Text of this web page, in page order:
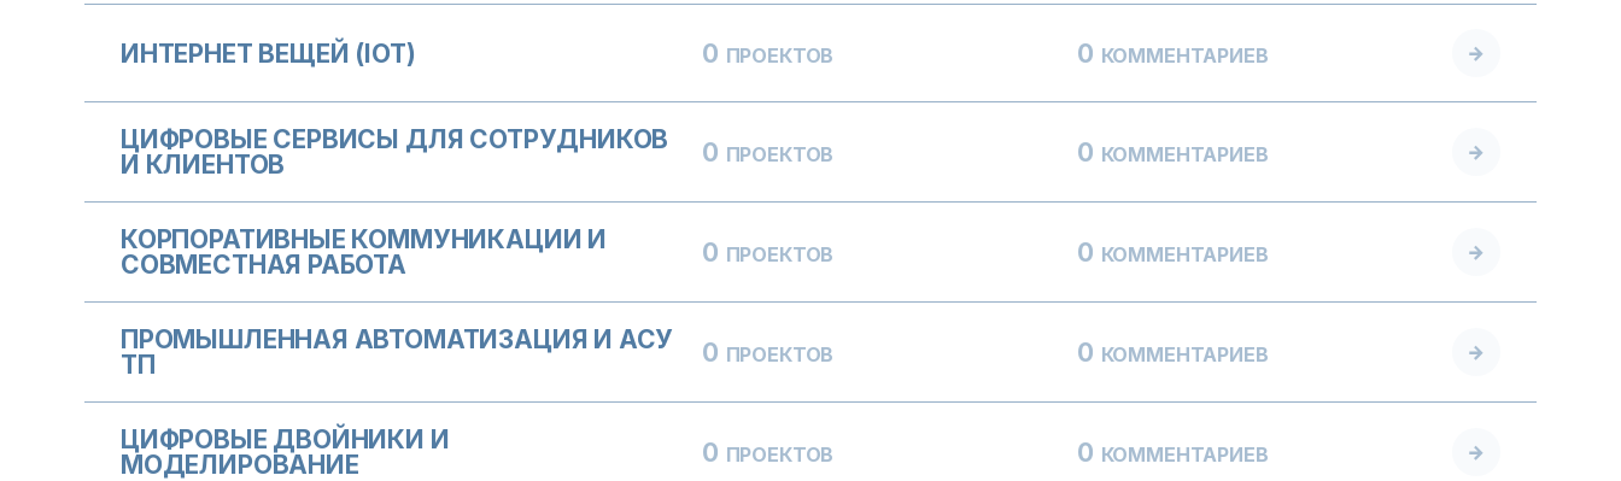
ИНТЕРНЕТ ВЕЩЕЙ (IOT) 0 ПРОЕКТОВ 0 КОММЕНТАРИЕВ
ЦИФРОВЫЕ СЕРВИСЫ ДЛЯ СОТРУДНИКОВ
И КЛИЕНТОВ
0 ПРОЕКТОВ 0 КОММЕНТАРИЕВ
КОРПОРАТИВНЫЕ КОММУНИКАЦИИ И
СОВМЕСТНАЯ РАБОТА
0 ПРОЕКТОВ 0 КОММЕНТАРИЕВ
ПРОМЫШЛЕННАЯ АВТОМАТИЗАЦИЯ И АСУ
ТП
0 ПРОЕКТОВ 0 КОММЕНТАРИЕВ
ЦИФРОВЫЕ ДВОЙНИКИ И
МОДЕЛИРОВАНИЕ
0 ПРОЕКТОВ 0 КОММЕНТАРИЕВ